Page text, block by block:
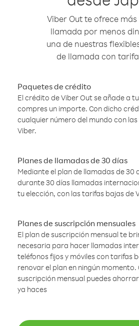
Viber Out te ofrece
llamada por menos
una de nuestras
de llamada con
Paquetes de crédito
El crédito de Viber Out se añade a
compres un importe. Con dicho
cualquier número del mundo con
Viber.
Planes de llamadas de 30 días
Mediante el plan de llamadas de 30
durante 30 días llamadas
tu elección, con las tarifas bajas de
Planes de suscripción mensuales
El plan de suscripción mensual te
necesaria para hacer llamadas
teléfonos fijos y móviles con tarifas
renovar el plan en ningún momento.
suscripción mensual puedes
ya haces